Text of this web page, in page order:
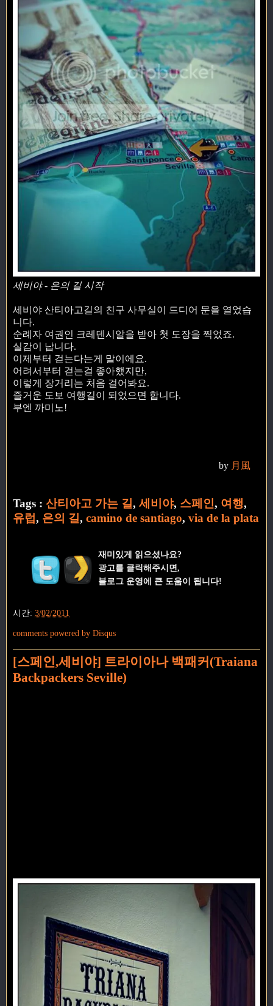
세비야 - 은의 길 시작
세비야 산티아고길의 친구 사무실이 드디어 문을 열었습
니다.
순례자 여권인 크레덴시알을 받아 첫 도장을 찍었죠.
실감이 납니다.
이제부터 걷는다는게 말이에요.
어려서부터 걷는걸 좋아했지만,
이렇게 장거리는 처음 걸어봐요.
즐거운 도보 여행길이 되었으면 합니다.
부엔 까미노!
by 月風
Tags : 산티아고 가는 길, 세비야, 스페인, 여행,
유럽, 은의 길, camino de santiago, via de la plata
재미있게 읽으셨나요?
광고를 클릭해주시면,
블로그 운영에 큰 도움이 됩니다!
시간: 3/02/2011
comments powered by Disqus
[스페인,세비야] 트라이아나 백패커(Traiana
Backpackers Seville)